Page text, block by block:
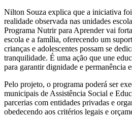
Nilton Souza explica que a iniciativa
realidade observada nas unidades
Programa Nutrir para Aprender vai
escola e a família, oferecendo um
crianças e adolescentes possam se
tranquilidade. É uma ação que une
para garantir dignidade e permanência
Pelo projeto, o programa poderá ser
municipais de Assistência Social e
parcerias com entidades privadas e
obedecendo aos critérios legais e